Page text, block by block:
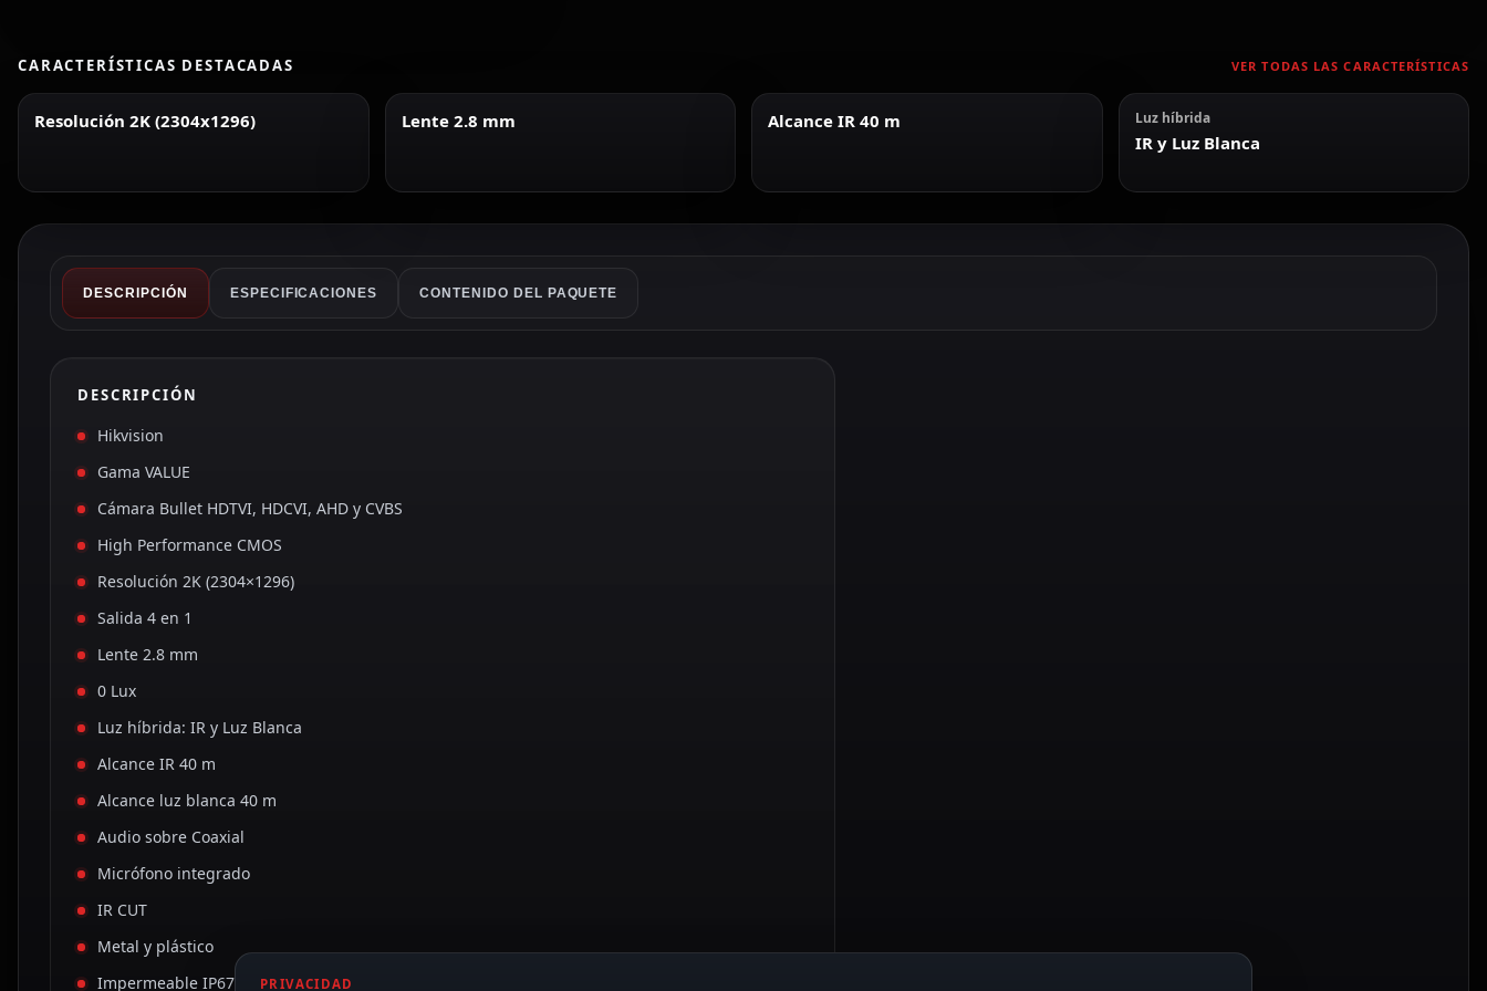
CARACTERÍSTICAS DESTACADAS VER TODAS LAS CARACTERÍSTICAS
Resolución 2K (2304x1296) Lente 2.8 mm Alcance IR 40 m Luz híbrida
IR y Luz Blanca
DESCRIPCIÓN ESPECIFICACIONES CONTENIDO DEL PAQUETE
DESCRIPCIÓN
Hikvision
Gama VALUE
Cámara Bullet HDTVI, HDCVI, AHD y CVBS
High Performance CMOS
Resolución 2K (2304×1296)
Salida 4 en 1
Lente 2.8 mm
0 Lux
Luz híbrida: IR y Luz Blanca
Alcance IR 40 m
Alcance luz blanca 40 m
Audio sobre Coaxial
Micrófono integrado
IR CUT
Metal y plástico
Impermeable IP67
PRIVACIDAD